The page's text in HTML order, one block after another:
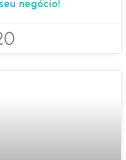
negócio!